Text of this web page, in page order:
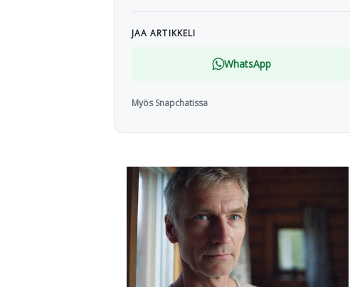
JAA ARTIKKELI
WhatsApp
Myös Snapchatissa